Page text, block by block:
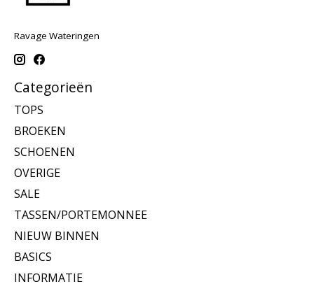
Ravage Wateringen
Categorieën
TOPS
BROEKEN
SCHOENEN
OVERIGE
SALE
TASSEN/PORTEMONNEE
NIEUW BINNEN
BASICS
INFORMATIE